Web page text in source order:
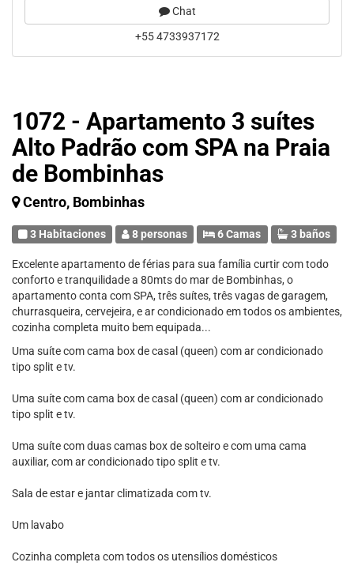
1072 - Apartamento 3 suítes
Alto Padrão com SPA na Praia
de Bombinhas
Centro, Bombinhas
3 Habitaciones 8 personas 6 Camas 3 baños
Excelente apartamento de férias para sua família curtir com todo
conforto e tranquilidade a 80mts do mar de Bombinhas, o
apartamento conta com SPA, três suítes, três vagas de garagem,
churrasqueira, cervejeira, e ar condicionado em todos os ambientes,
cozinha completa muito bem equipada...
Uma suíte com cama box de casal (queen) com ar condicionado
tipo split e tv.
Uma suíte com cama box de casal (queen) com ar condicionado
tipo split e tv.
Uma suíte com duas camas box de solteiro e com uma cama
auxiliar, com ar condicionado tipo split e tv.
Sala de estar e jantar climatizada com tv.
Um lavabo
Cozinha completa com todos os utensílios domésticos
Chat
+55 4733937172